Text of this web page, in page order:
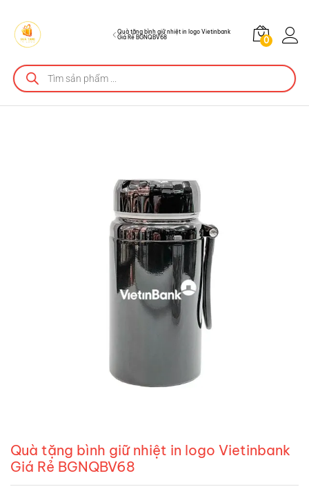
Quà tặng bình giữ nhiệt in logo Vietinbank
Giá Rẻ BGNQBV68
0
Quà tặng bình giữ nhiệt in logo Vietinbank
Giá Rẻ BGNQBV68